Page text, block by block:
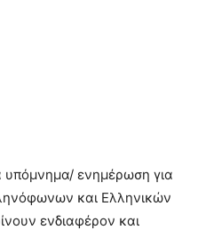
υπόμνημα/ ενημέρωση για
και Ελληνικών
ενδιαφέρον και